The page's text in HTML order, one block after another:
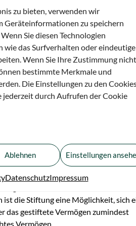
zu bieten, verwenden wir
Geräteinformationen zu speichern
Sie diesen Technologien
wie das Surfverhalten oder eindeutige
Wenn Sie Ihre Zustimmung nicht
bestimmte Merkmale und
Die Einstellungen zu den
durch Aufrufen der Cookie
Ablehnen Einstellungen
DatenschutzImpressum
Stifter Privatpersonen, doch auch
wie die Persönlichkeiten der
Welt beizutragen. Sie prägen eine
Tod hinausgehen. Stifter
dem gemeinnützigen Zweck
auch in Zukunft ihre Visionen zu
Stifter) und wollen der Gesellschaft
kommt die Studie „Stifterinnen
die etwa 700 Stifter befragte. Des
Selbstbezogene Motive wie
Rolle.
die Stiftung eine Möglichkeit, sich
das gestiftete Vermögen zumindest
Vermögen.